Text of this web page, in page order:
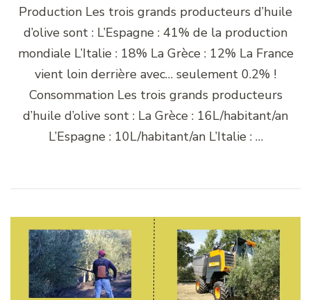
Production Les trois grands producteurs d’huile
d’olive sont : L’Espagne : 41% de la production
mondiale L’Italie : 18% La Grèce : 12% La France
vient loin derrière avec… seulement 0.2% !
Consommation Les trois grands producteurs
d’huile d’olive sont : La Grèce : 16L/habitant/an
L’Espagne : 10L/habitant/an L’Italie : …